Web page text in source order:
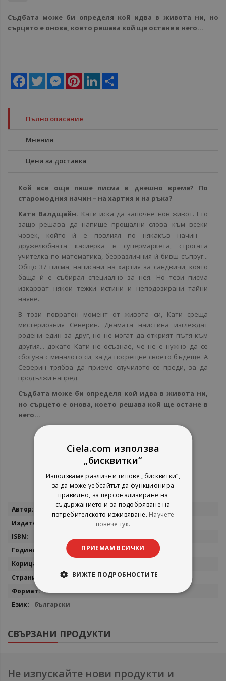
Съдбата може би определя кой идва в живота ни, но
сърцето е онова, което решава кой ще остане в него...
Facebook
Twitter MessengerPinterestLinkedIn
Пълно описание
Мнения
Цени за доставка
Кой все още пише писма в днешно време? По
старомодния начин – на хартия и на ръка?
Кати Валдщайн. Кати иска да започне нов живот. Ето
защо решава да напише прощални слова към всеки
човек, който ѝ е повлиял по някакъв начин –
дружелюбната касиерка в супермаркета, строгата
учителка по математика, безразличния ѝ бивш съпруг...
Общо 37 писма, написани на хартия за сандвичи, която
баща ѝ е събирал специално за нея. Но тези писма
изкарват някои тежки истини и неподозирани тайни
наяве.
В този повратен момент от живота си, Кати среща
мистериозния Северин. Двамата наистина изглеждат
родени един за друг, но не могат да открият пътя към
другия... докато Кати не осъзнае, че не е нужно да се
сбогува с миналото си, за да посрещне своето бъдеще. А
Северин трябва да приеме случилото се преди, за да
продължи напред.
Съдбата може би определя кой идва в живота ни,
но сърцето е онова, което решава кой ще остане в
него...
Повече
Карстен Хен
2023
240
13x20
български
СВЪРЗАНИ ПРОДУКТИ
Не изпускайте нови продукти и
Ciela.com използва
„бисквитки“
Използваме различни типове „бисквитки“,
за да може уебсайтът да функционира
правилно, за персонализиране на
съдържанието и за подобряване на
потребителското изживяване. Научете
повече тук.
ПРИЕМАМ ВСИЧКИ
ВИЖТЕ ПОДРОБНОСТИТЕ